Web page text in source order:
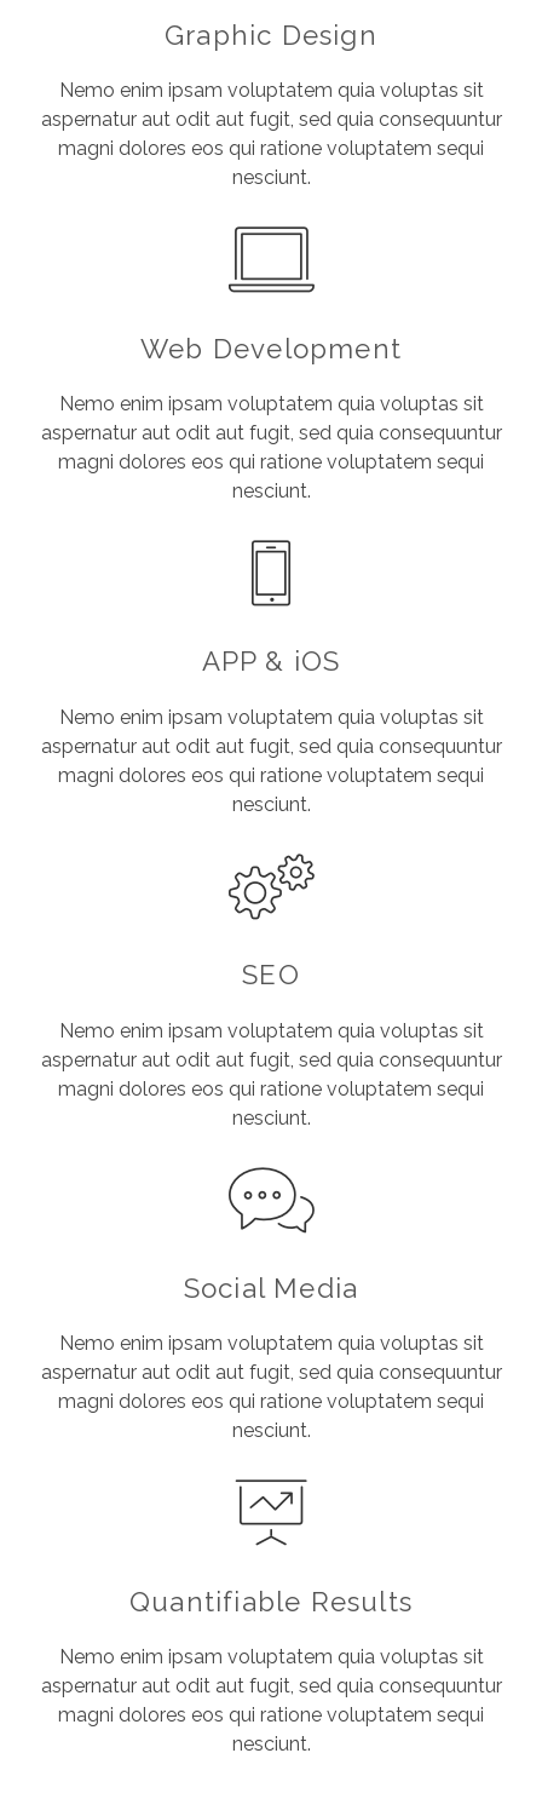
Graphic Design
Nemo enim ipsam voluptatem quia voluptas sit
aspernatur aut odit aut fugit, sed quia consequuntur
magni dolores eos qui ratione voluptatem sequi
nesciunt.
Web Development
Nemo enim ipsam voluptatem quia voluptas sit
aspernatur aut odit aut fugit, sed quia consequuntur
magni dolores eos qui ratione voluptatem sequi
nesciunt.
APP & iOS
Nemo enim ipsam voluptatem quia voluptas sit
aspernatur aut odit aut fugit, sed quia consequuntur
magni dolores eos qui ratione voluptatem sequi
nesciunt.
SEO
Nemo enim ipsam voluptatem quia voluptas sit
aspernatur aut odit aut fugit, sed quia consequuntur
magni dolores eos qui ratione voluptatem sequi
nesciunt.
Social Media
Nemo enim ipsam voluptatem quia voluptas sit
aspernatur aut odit aut fugit, sed quia consequuntur
magni dolores eos qui ratione voluptatem sequi
nesciunt.
Quantifiable Results
Nemo enim ipsam voluptatem quia voluptas sit
aspernatur aut odit aut fugit, sed quia consequuntur
magni dolores eos qui ratione voluptatem sequi
nesciunt.